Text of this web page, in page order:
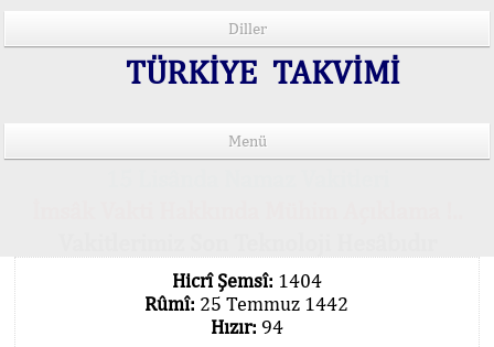
Diller
TÜRKİYE TAKVİMİ
Menü
Hicrî Şemsî: 1404
Rûmî: 25 Temmuz 1442
Hızır: 94